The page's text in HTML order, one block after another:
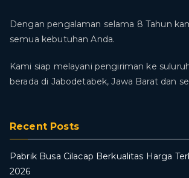
Dengan pengalaman selama 8 Tahun
semua kebutuhan Anda.
Kami siap melayani pengiriman ke
berada di Jabodetabek, Jawa Barat dan
Recent Posts
Pabrik Busa Cilacap Berkualitas Harga
2026